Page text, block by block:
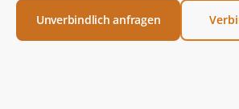
Unverbindlich anfragen